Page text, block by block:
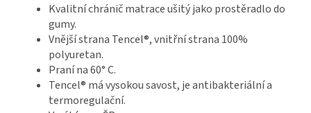
Kvalitní chránič matrace ušitý jako prostěradlo do
gumy.
Vnější strana Tencel®, vnitřní strana 100%
polyuretan.
Praní na 60° C.
Tencel® má vysokou savost, je antibakteriální a
termoregulační.